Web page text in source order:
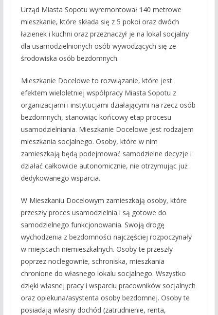
Urząd Miasta Sopotu wyremontował 140 metrowe
mieszkanie, które składa się z 5 pokoi oraz dwóch
łazienek i kuchni oraz przeznaczył je na lokal socjalny
dla usamodzielnionych osób wywodzących się ze
środowiska osób bezdomnych.
Mieszkanie Docelowe to rozwiązanie, które jest
efektem wieloletniej współpracy Miasta Sopotu z
organizacjami i instytucjami działającymi na rzecz osób
bezdomnych, stanowiąc końcowy etap procesu
usamodzielniania. Mieszkanie Docelowe jest rodzajem
mieszkania socjalnego. Osoby, które w nim
zamieszkają będą podejmować samodzielne decyzje i
działać całkowicie autonomicznie, nie otrzymując już
dedykowanego wsparcia.
W Mieszkaniu Docelowym zamieszkają osoby, które
przeszły proces usamodzielnia i są gotowe do
samodzielnego funkcjonowania. Swoją drogę
wychodzenia z bezdomności najczęściej rozpoczynały
w miejscach niemieszkalnych. Osoby te przeszły
poprzez noclegownie, schroniska, mieszkania
chronione do własnego lokalu socjalnego. Wszystko
dzięki własnej pracy i wsparciu pracowników socjalnych
oraz opiekuna/asystenta osoby bezdomnej. Osoby te
posiadają własny dochód (zatrudnienie, renta,